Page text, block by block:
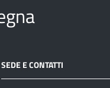
SEDE E CONTATTI